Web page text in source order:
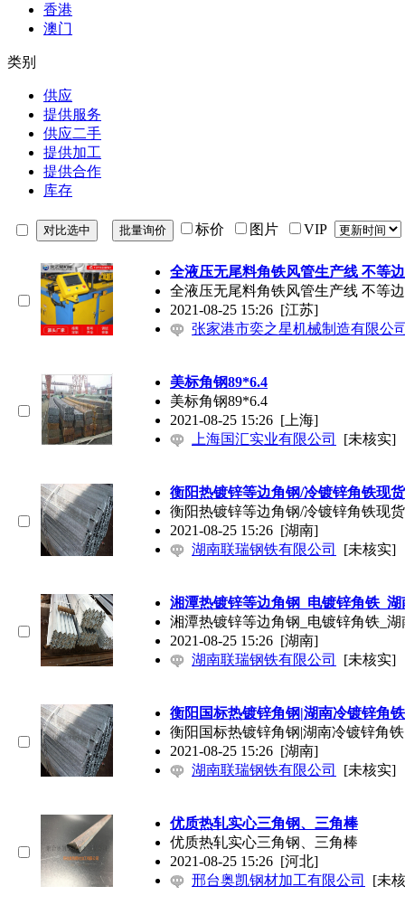
香港
澳门
类别
供应
提供服务
供应二手
提供加工
提供合作
库存
标价 图片 VIP
全液压无尾料角铁风管生产线 不等
全液压无尾料角铁风管生产线 不等
2021-08-25 15:26 [江苏]
张家港市奕之星机械制造有限公
美标角钢89*6.4
美标角钢89*6.4
2021-08-25 15:26 [上海]
上海国汇实业有限公司
[未核实]
衡阳热镀锌等边角钢/冷镀锌角铁现货
衡阳热镀锌等边角钢/冷镀锌角铁现货
2021-08-25 15:26 [湖南]
湖南联瑞钢铁有限公司
[未核实]
湘潭热镀锌等边角钢_电镀锌角铁_
湘潭热镀锌等边角钢_电镀锌角铁_
2021-08-25 15:26 [湖南]
湖南联瑞钢铁有限公司
[未核实]
衡阳国标热镀锌角钢|湖南冷镀锌角铁
衡阳国标热镀锌角钢|湖南冷镀锌角铁
2021-08-25 15:26 [湖南]
湖南联瑞钢铁有限公司
[未核实]
优质热轧实心三角钢、三角棒
优质热轧实心三角钢、三角棒
2021-08-25 15:26 [河北]
邢台奥凯钢材加工有限公司
[未